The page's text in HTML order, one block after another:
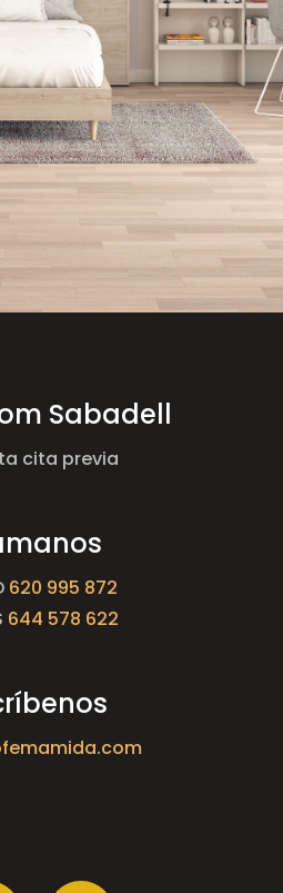
Sabadell
cita previa
620 995 872
644 578 622